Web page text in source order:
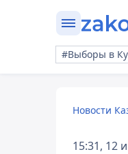
#Выборы в
Новости
15:31, 12